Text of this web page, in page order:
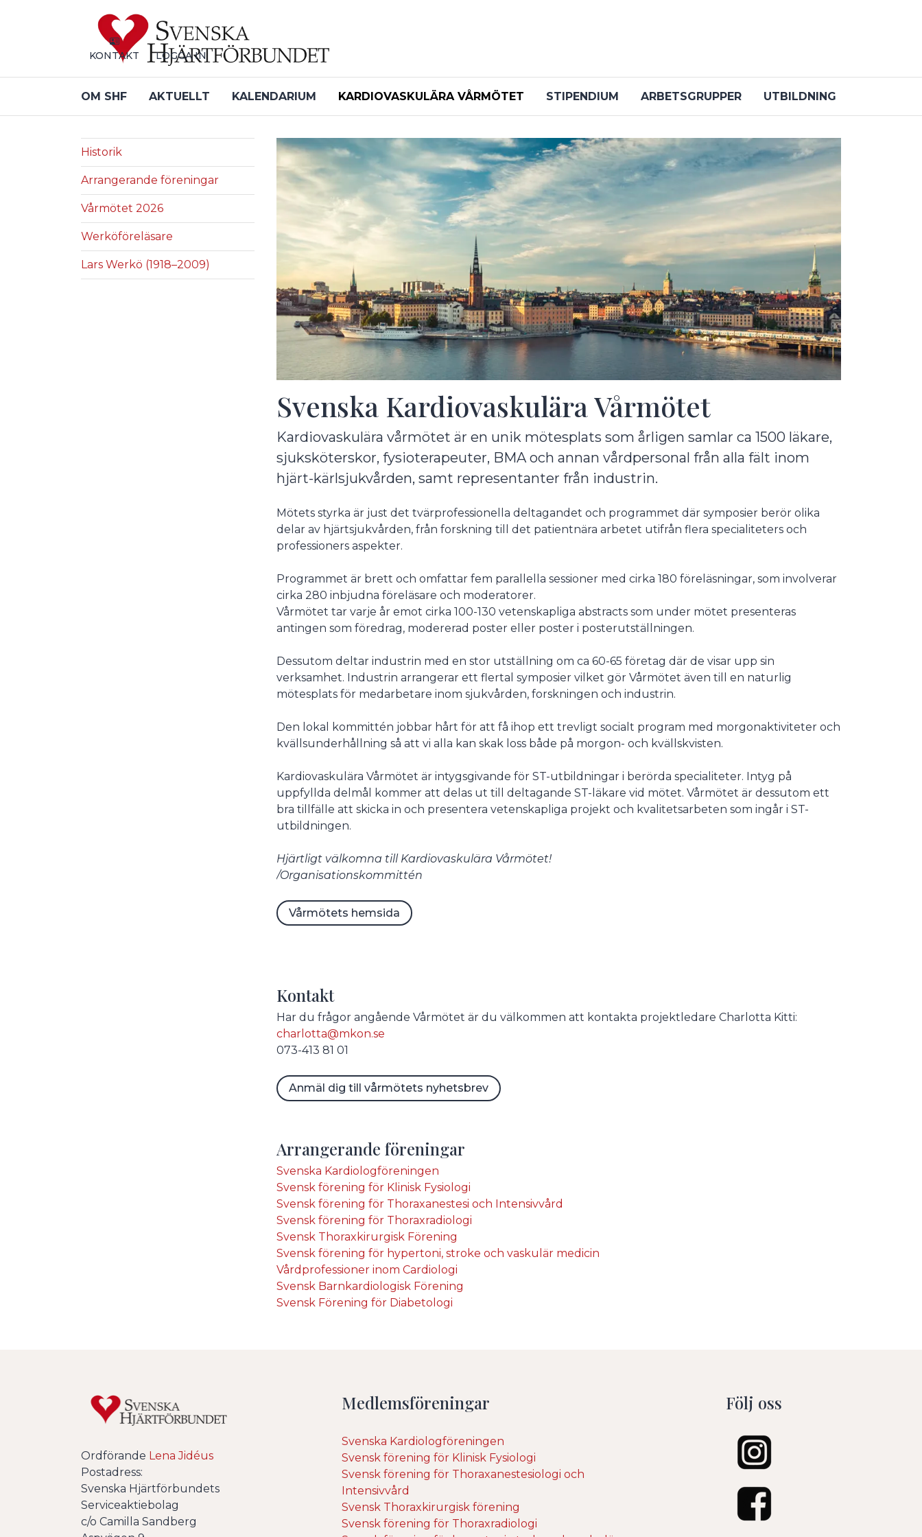
OM SHF AKTUELLT KALENDARIUM KARDIOVASKULÄRA VÅRMÖTET STIPENDIUM ARBETSGRUPPER UTBILDNING
KONTAKT LOGGA IN
Historik
Arrangerande föreningar
Vårmötet 2026
Werköföreläsare
Lars Werkö (1918–2009)
Svenska Kardiovaskulära Vårmötet
Kardiovaskulära vårmötet är en unik mötesplats som årligen samlar ca 1500 läkare,
sjuksköterskor, fysioterapeuter, BMA och annan vårdpersonal från alla fält inom
hjärt-kärlsjukvården, samt representanter från industrin.
Mötets styrka är just det tvärprofessionella deltagandet och programmet där symposier berör olika
delar av hjärtsjukvården, från forskning till det patientnära arbetet utifrån flera specialiteters och
professioners aspekter.
Programmet är brett och omfattar fem parallella sessioner med cirka 180 föreläsningar, som involverar
cirka 280 inbjudna föreläsare och moderatorer.
Vårmötet tar varje år emot cirka 100-130 vetenskapliga abstracts som under mötet presenteras
antingen som föredrag, modererad poster eller poster i posterutställningen.
Dessutom deltar industrin med en stor utställning om ca 60-65 företag där de visar upp sin
verksamhet. Industrin arrangerar ett flertal symposier vilket gör Vårmötet även till en naturlig
mötesplats för medarbetare inom sjukvården, forskningen och industrin.
Den lokal kommittén jobbar hårt för att få ihop ett trevligt socialt program med morgonaktiviteter och
kvällsunderhållning så att vi alla kan skak loss både på morgon- och kvällskvisten.
Kardiovaskulära Vårmötet är intygsgivande för ST-utbildningar i berörda specialiteter. Intyg på
uppfyllda delmål kommer att delas ut till deltagande ST-läkare vid mötet. Vårmötet är dessutom ett
bra tillfälle att skicka in och presentera vetenskapliga projekt och kvalitetsarbeten som ingår i ST-
utbildningen.
Hjärtligt välkomna till Kardiovaskulära Vårmötet!
/Organisationskommittén
Vårmötets hemsida
Kontakt
Har du frågor angående Vårmötet är du välkommen att kontakta projektledare Charlotta Kitti:
charlotta@mkon.se
073-413 81 01
Anmäl dig till vårmötets nyhetsbrev
Arrangerande föreningar
Svenska Kardiologföreningen
Svensk förening för Klinisk Fysiologi
Svensk förening för Thoraxanestesi och Intensivvård
Svensk förening för Thoraxradiologi
Svensk Thoraxkirurgisk Förening
Svensk förening för hypertoni, stroke och vaskulär medicin
Vårdprofessioner inom Cardiologi
Svensk Barnkardiologisk Förening
Svensk Förening för Diabetologi
Ordförande Lena Jidéus
Postadress:
Svenska Hjärtförbundets
Serviceaktiebolag
c/o Camilla Sandberg
Medlemsföreningar
Svenska Kardiologföreningen
Svensk förening för Klinisk Fysiologi
Svensk förening för Thoraxanestesiologi och
Intensivvård
Svensk Thoraxkirurgisk förening
Svensk förening för Thoraxradiologi
Följ oss